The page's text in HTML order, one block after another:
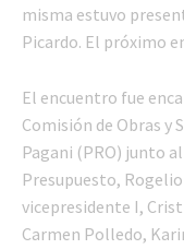
misma estuvo
Picardo. El próximo
El encuentro fue
Comisión de Obras y
Pagani (PRO) junto
Presupuesto,
vicepresidente I,
Carmen Polledo,